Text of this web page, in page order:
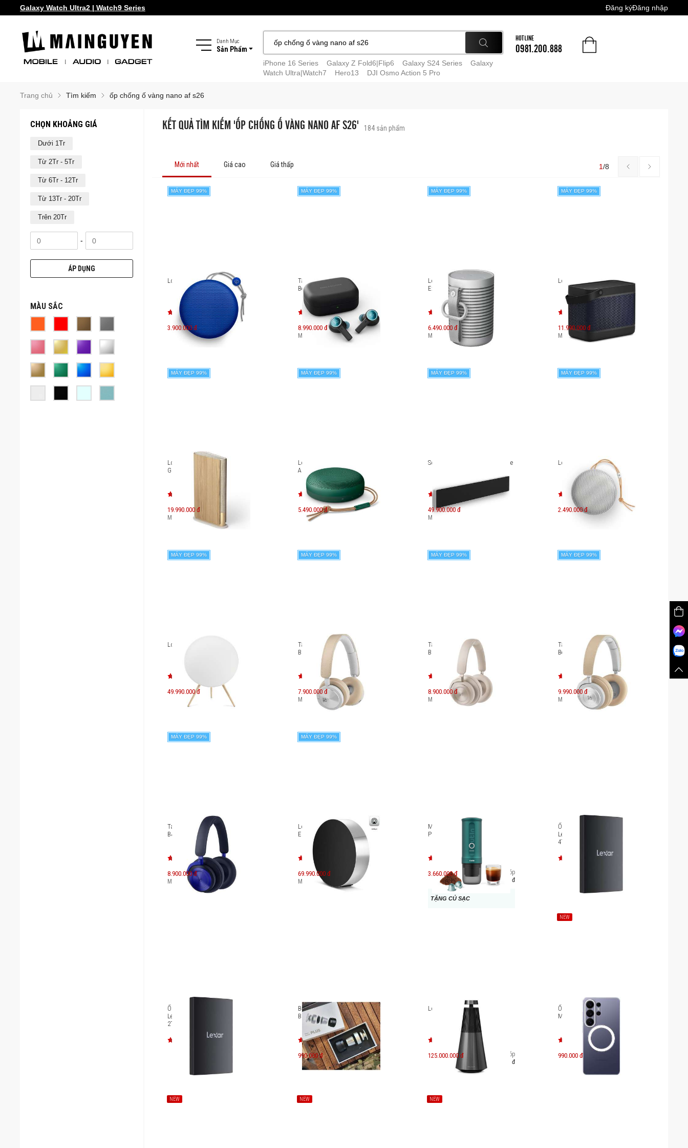
Galaxy Watch Ultra2 | Watch9 Series Đăng kýĐăng nhập
Danh Mục
Sản Phẩm
iPhone 16 Series
Galaxy Z Fold6|Flip6 Galaxy S24 Series
Galaxy
Watch Ultra|Watch7
Hero13 DJI Osmo Action 5 Pro
HOTLINE
0981.200.888
Trang chủ Tìm kiếm ốp chống ố vàng nano af s26
CHỌN KHOẢNG GIÁ
Dưới 1Tr
Từ 2Tr - 5Tr
Từ 6Tr - 12Tr
Từ 13Tr - 20Tr
Trên 20Tr
-
ÁP DỤNG
MÀU SẮC
KẾT QUẢ TÌM KIẾM 'ỐP CHỐNG Ố VÀNG NANO AF S26' 184 sản phẩm
Mới nhất Giá cao Giá thấp 1/8
MÁY ĐẸP 99%
Loa B&O Beoplay A1
3.900.000 đ
MÁY ĐẸP 99%
Tai nghe True Wireless B&O
Beoplay EX
8.990.000 đ
Máy mới: 14.630.000đ
MÁY ĐẸP 99%
Loa di động B&O Beosound
Explore
6.490.000 đ
Máy mới: 9.590.000đ
MÁY ĐẸP 99%
Loa di động B&O Beolit 20
11.990.000 đ
Máy mới: đ
MÁY ĐẸP 99%
Loa B&O Beosound Emerge
Gold Tone
19.990.000 đ
Máy mới: 36.920.000
MÁY ĐẸP 99%
Loa Bluetooth B&O Beosound
A1 2nd Gen
5.490.000 đ
MÁY ĐẸP 99%
Soundbar B&O Beosound Stage
49.900.000 đ
Máy mới:
MÁY ĐẸP 99%
Loa B&O Beoplay A1
2.490.000 đ
MÁY ĐẸP 99%
Loa B&O BeoPlay A9 (2nd Gen)
49.990.000 đ
MÁY ĐẸP 99%
Tai nghe không dây chống ồn
B&O Beoplay H8i
7.900.000 đ
Máy mới: 12.800.000đ
MÁY ĐẸP 99%
Tai nghe không dây chống ồn
B&O Beoplay HX
8.900.000 đ
Máy mới: 15.990.000đ
MÁY ĐẸP 99%
Tai nghe không dây B&O
Beoplay H9i
9.990.000 đ
Máy mới: 16.100.000đ
MÁY ĐẸP 99%
Tai nghe không dây chống ồn
B&O Beoplay HX
8.900.000 đ
Máy mới: 15.900.000 đ
MÁY ĐẸP 99%
Loa không dây B&O Beosound
Edge
69.990.000 đ
Máy mới: 116.060.000đ
Máy pha Cà Phê Outin Nano
Portable Espresso Machine
3.660.000 đ
Trả góp
631.000 đ
TẶNG CỦ SẠC
Ổ cứng di động chống nước
Lexar Armor 700 Portable SSD
4TB [LAR700X004T-RNBNG]
Ổ cứng di động chống nước
Lexar Armor 700 Portable SSD
2TB
Bộ Kit Nâng Cấp Outin Nano
Basket Plus
990.000 đ
Loa B&O Beosound 2 Gen3
125.000.000 đ
Trả góp
21.563.000 đ
NEW
Ốp lưng Galaxy S26 Ultra Clear
Magnet Case EF-CS948C
990.000 đ
NEW NEW NEW